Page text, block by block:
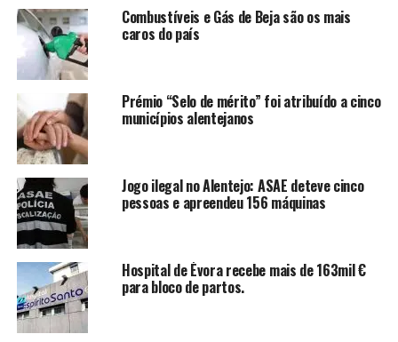
Combustíveis e Gás de Beja são os mais
caros do país
Prémio “Selo de mérito” foi atribuído a cinco
municípios alentejanos
Jogo ilegal no Alentejo: ASAE deteve cinco
pessoas e apreendeu 156 máquinas
Hospital de Évora recebe mais de 163mil €
para bloco de partos.